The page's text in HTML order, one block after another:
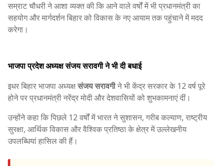
सम्राट चौधरी ने आशा व्यक्त की कि आने वाले वर्षों में भी प्रधानमंत्री का
सहयोग और मार्गदर्शन बिहार को विकास के नए आयाम तक पहुंचाने में मदद
करेगा।
भाजपा प्रदेश अध्यक्ष संजय सरावगी ने भी दी बधाई
इधर बिहार भाजपा अध्यक्षसंजय सरावगीने भी केंद्र सरकार के 12 वर्ष पूरे
होने पर प्रधानमंत्री नरेंद्र मोदी और देशवासियों को शुभकामनाएं दीं।
उन्होंने कहा कि पिछले 12 वर्षों में भारत ने सुशासन, गरीब कल्याण, राष्ट्रीय
सुरक्षा, आर्थिक विकास और वैश्विक प्रतिष्ठा के क्षेत्र में उल्लेखनीय
उपलब्धियां हासिल की हैं।